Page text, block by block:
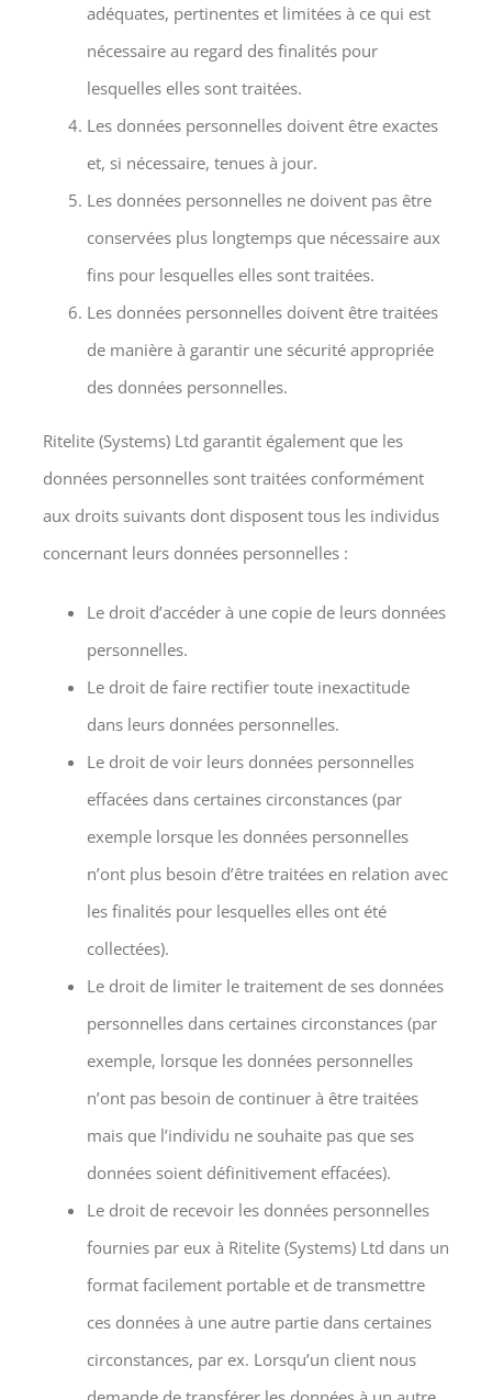
adéquates, pertinentes et limitées à ce qui est
nécessaire au regard des finalités pour
lesquelles elles sont traitées.
Les données personnelles doivent être exactes
et, si nécessaire, tenues à jour.
Les données personnelles ne doivent pas être
conservées plus longtemps que nécessaire aux
fins pour lesquelles elles sont traitées.
Les données personnelles doivent être traitées
de manière à garantir une sécurité appropriée
des données personnelles.
Ritelite (Systems) Ltd garantit également que les
données personnelles sont traitées conformément
aux droits suivants dont disposent tous les individus
concernant leurs données personnelles :
Le droit d’accéder à une copie de leurs données
personnelles.
Le droit de faire rectifier toute inexactitude
dans leurs données personnelles.
Le droit de voir leurs données personnelles
effacées dans certaines circonstances (par
exemple lorsque les données personnelles
n’ont plus besoin d’être traitées en relation avec
les finalités pour lesquelles elles ont été
collectées).
Le droit de limiter le traitement de ses données
personnelles dans certaines circonstances (par
exemple, lorsque les données personnelles
n’ont pas besoin de continuer à être traitées
mais que l’individu ne souhaite pas que ses
données soient définitivement effacées).
Le droit de recevoir les données personnelles
fournies par eux à Ritelite (Systems) Ltd dans un
format facilement portable et de transmettre
ces données à une autre partie dans certaines
circonstances, par ex. Lorsqu’un client nous